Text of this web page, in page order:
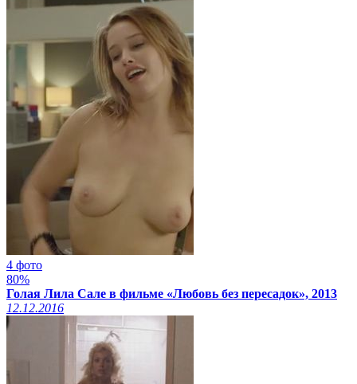
4 фото
80%
Голая Лила Сале в фильме «Любовь без пересадок», 2013
12.12.2016